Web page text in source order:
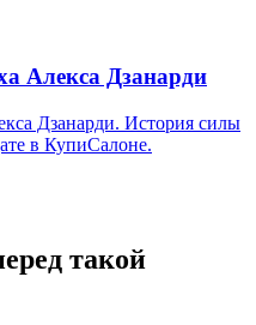
Алекса Дзанарди
Дзанарди. История силы
в КупиСалоне.
такой